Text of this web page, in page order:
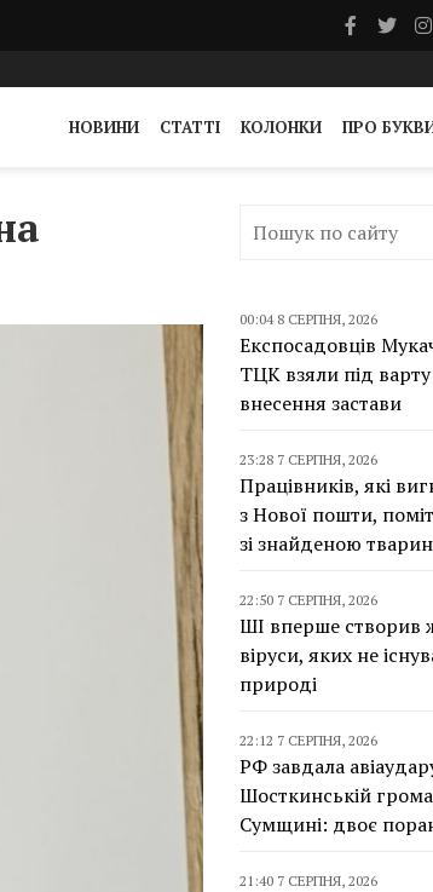
НОВИНИ СТАТТІ КОЛОНКИ ПРО
00:04 8 СЕРПНЯ, 2026
Експосадовців
ТЦК взяли під
внесення застави
23:28 7 СЕРПНЯ, 2026
Працівників, які
з Нової пошти,
зі знайденою
22:50 7 СЕРПНЯ, 2026
ШІ вперше створив
віруси, яких не
природі
22:12 7 СЕРПНЯ, 2026
РФ завдала
Шосткинській
Сумщині: двоє
21:40 7 СЕРПНЯ, 2026